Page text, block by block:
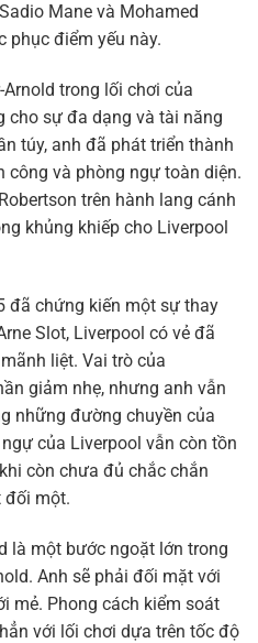
Mane và Mohamed
phục điểm yếu này.
trong lối chơi của
cho sự đa dạng và tài năng
túy, anh đã phát triển thành
công và phòng ngự toàn diện.
trên hành lang cánh
khủng khiếp cho Liverpool
đã chứng kiến một sự thay
Slot, Liverpool có vẻ đã
liệt. Vai trò của
giảm nhẹ, nhưng anh vẫn
những đường chuyền của
của Liverpool vẫn còn tồn
còn chưa đủ chắc chắn
đối một.
là một bước ngoặt lớn trong
Anh sẽ phải đối mặt với
mẻ. Phong cách kiểm soát
với lối chơi dựa trên tốc độ